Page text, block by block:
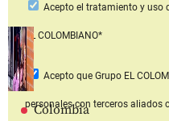
Colombia
Acepto el tratamiento y uso
EL COLOMBIANO*
Acepto que Grupo EL
personales con terceros aliados